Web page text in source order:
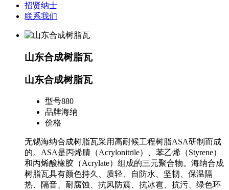
招贤纳士
联系我们
山东合成树脂瓦
山东合成树脂瓦
型号880
品牌海纳
价格
无锡海纳合成树脂瓦采用高耐候工程树脂ASA研制而成
的。ASA是丙烯腈（Acrylonitrile）、苯乙烯（Styrene）
和丙烯酸橡胶（Acrylate）组成的三元聚合物。海纳合成
树脂瓦具有颜色持久、质轻、自防水、坚韧、保温隔
热、隔音、耐腐蚀、抗风防震、抗冰雹、抗污、绿色环